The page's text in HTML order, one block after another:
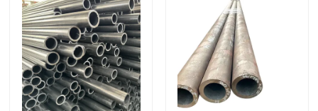
Kwaliteitscontrole
Vraag een offerte